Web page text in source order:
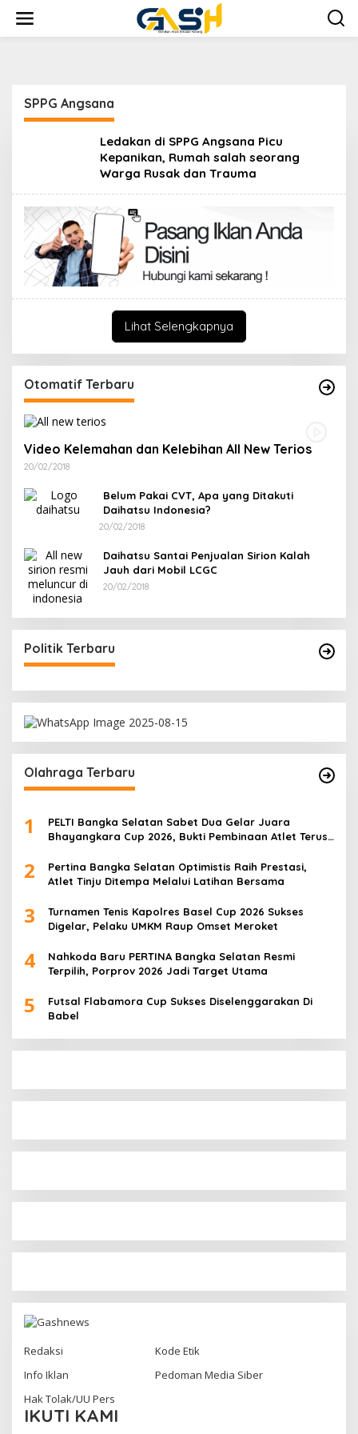
konten
SPPG Angsana
Ledakan di SPPG Angsana Picu
Kepanikan, Rumah salah seorang
Warga Rusak dan Trauma
Lihat Selengkapnya
Otomatif Terbaru
Video Kelemahan dan Kelebihan All New Terios
20/02/2018
Belum Pakai CVT, Apa yang Ditakuti
Daihatsu Indonesia?
20/02/2018
Daihatsu Santai Penjualan Sirion Kalah
Jauh dari Mobil LCGC
20/02/2018
Politik Terbaru
Olahraga Terbaru
1
PELTI Bangka Selatan Sabet Dua Gelar Juara
Bhayangkara Cup 2026, Bukti Pembinaan Atlet Terus
2
Pertina Bangka Selatan Optimistis Raih Prestasi,
Atlet Tinju Ditempa Melalui Latihan Bersama
3
Turnamen Tenis Kapolres Basel Cup 2026 Sukses
Digelar, Pelaku UMKM Raup Omset Meroket
4
Nahkoda Baru PERTINA Bangka Selatan Resmi
Terpilih, Porprov 2026 Jadi Target Utama
5
Futsal Flabamora Cup Sukses Diselenggarakan Di
Babel
Redaksi
Kode Etik
Info Iklan
Pedoman Media Siber
Hak Tolak/UU Pers
IKUTI KAMI